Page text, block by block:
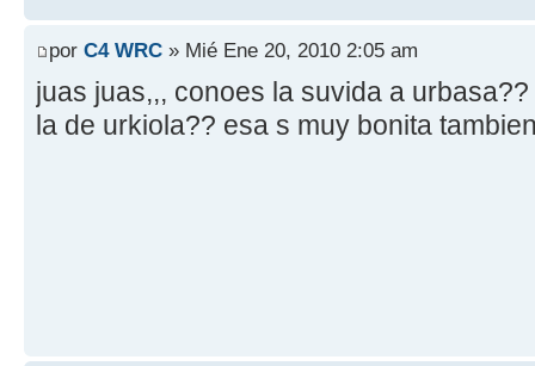
por C4 WRC » Mié Ene 20, 2010 2:05 am
juas juas,,, conoes la suvida a
la de urkiola?? esa s muy bonita